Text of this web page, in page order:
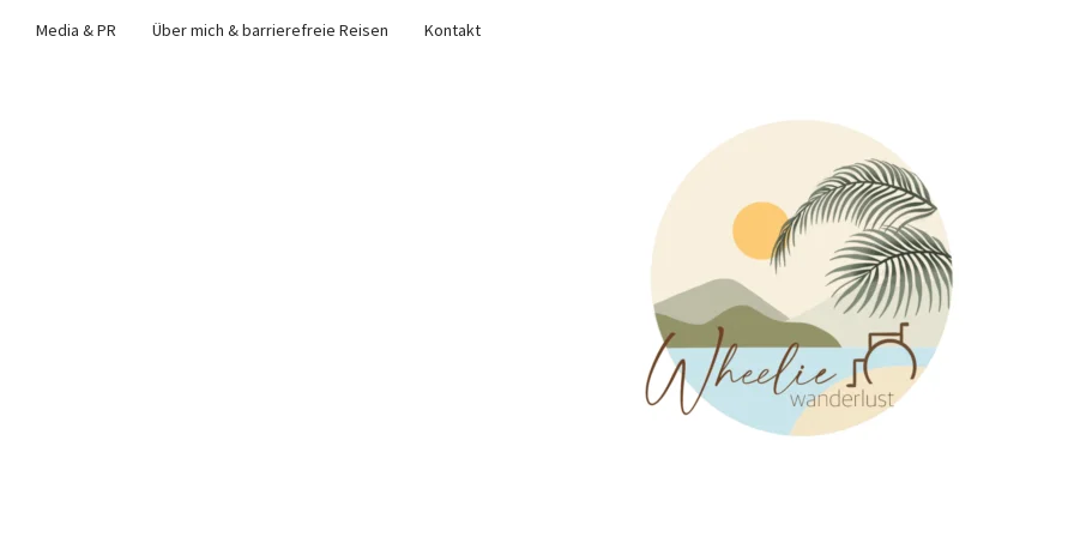
Media & PR Über mich & barrierefreie Reisen
Kontakt